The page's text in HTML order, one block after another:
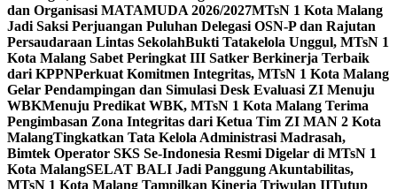
dan Organisasi MATAMUDA 2026/2027MTsN 1 Kota Malang
Jadi Saksi Perjuangan Puluhan Delegasi OSN-P dan Rajutan
Persaudaraan Lintas SekolahBukti Tatakelola Unggul, MTsN 1
Kota Malang Sabet Peringkat III Satker Berkinerja Terbaik
dari KPPNPerkuat Komitmen Integritas, MTsN 1 Kota Malang
Gelar Pendampingan dan Simulasi Desk Evaluasi ZI Menuju
WBKMenuju Predikat WBK, MTsN 1 Kota Malang Terima
Pengimbasan Zona Integritas dari Ketua Tim ZI MAN 2 Kota
MalangTingkatkan Tata Kelola Administrasi Madrasah,
Bimtek Operator SKS Se-Indonesia Resmi Digelar di MTsN 1
Kota MalangSELAT BALI Jadi Panggung Akuntabilitas,
MTsN 1 Kota Malang Tampilkan Kinerja Triwulan IITutup